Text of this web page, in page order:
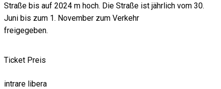
Straße bis auf 2024 m hoch. Die Straße ist jährlich vom 30.
Juni bis zum 1. November zum Verkehr
freigegeben.
Ticket Preis
intrare libera